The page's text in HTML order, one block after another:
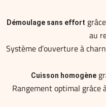
Démoulage sans effort
au
– Système d’ouverture à
Cuisson homogène